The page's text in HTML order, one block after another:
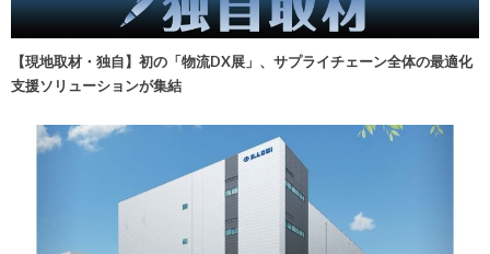
【現地取材・独自】初の「物流DX展」、サプライチェーン全体の最適化
支援ソリューションが集結